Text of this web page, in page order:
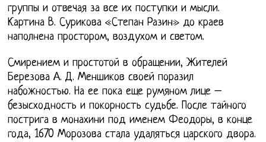
группы и отвечая за все их поступки и мысли.
Картина В. Сурикова «Степан Разин» до краев
наполнена простором, воздухом и светом.
Смирением и простотой в обращении, Жителей
Березова А. Д. Меншиков своей поразил
набожностью. На ее пока еще румяном лице –
безысходность и покорность судьбе. После тайного
пострига в монахини под именем Феодоры, в конце
года, 1670 Морозова стала удаляться царского двора.